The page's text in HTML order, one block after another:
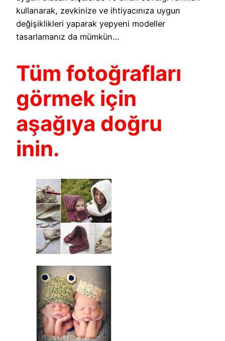
kullanarak, zevkinize ve ihtiyacınıza uygun
değişiklikleri yaparak yepyeni modeller
tasarlamanız da mümkün…
Tüm fotoğrafları
görmek için
aşağıya doğru
inin.